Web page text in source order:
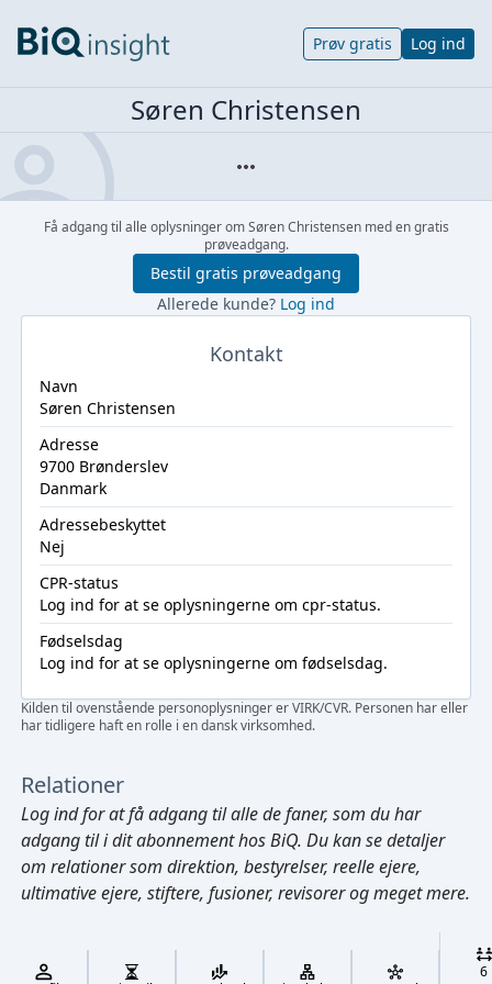
Cmd/Ctrl + K
Prøv gratis Log ind
Søren Christensen
Få adgang til alle oplysninger om Søren Christensen med en gratis
prøveadgang.
Bestil gratis prøveadgang
Allerede kunde? Log ind
Kontakt
Navn
Søren Christensen
Adresse
9700 Brønderslev
Danmark
Adressebeskyttet
Nej
CPR-status
Log ind for at se oplysningerne om cpr-status.
Fødselsdag
Log ind for at se oplysningerne om fødselsdag.
Kilden til ovenstående personoplysninger er VIRK/CVR. Personen har eller
har tidligere haft en rolle i en dansk virksomhed.
Relationer
Log indfor at få adgang til alle de faner, som du har
adgang til i dit abonnement hos BiQ. Du kan se detaljer
om relationer som direktion, bestyrelser, reelle ejere,
ultimative ejere, stiftere, fusioner, revisorer og meget mere.
6